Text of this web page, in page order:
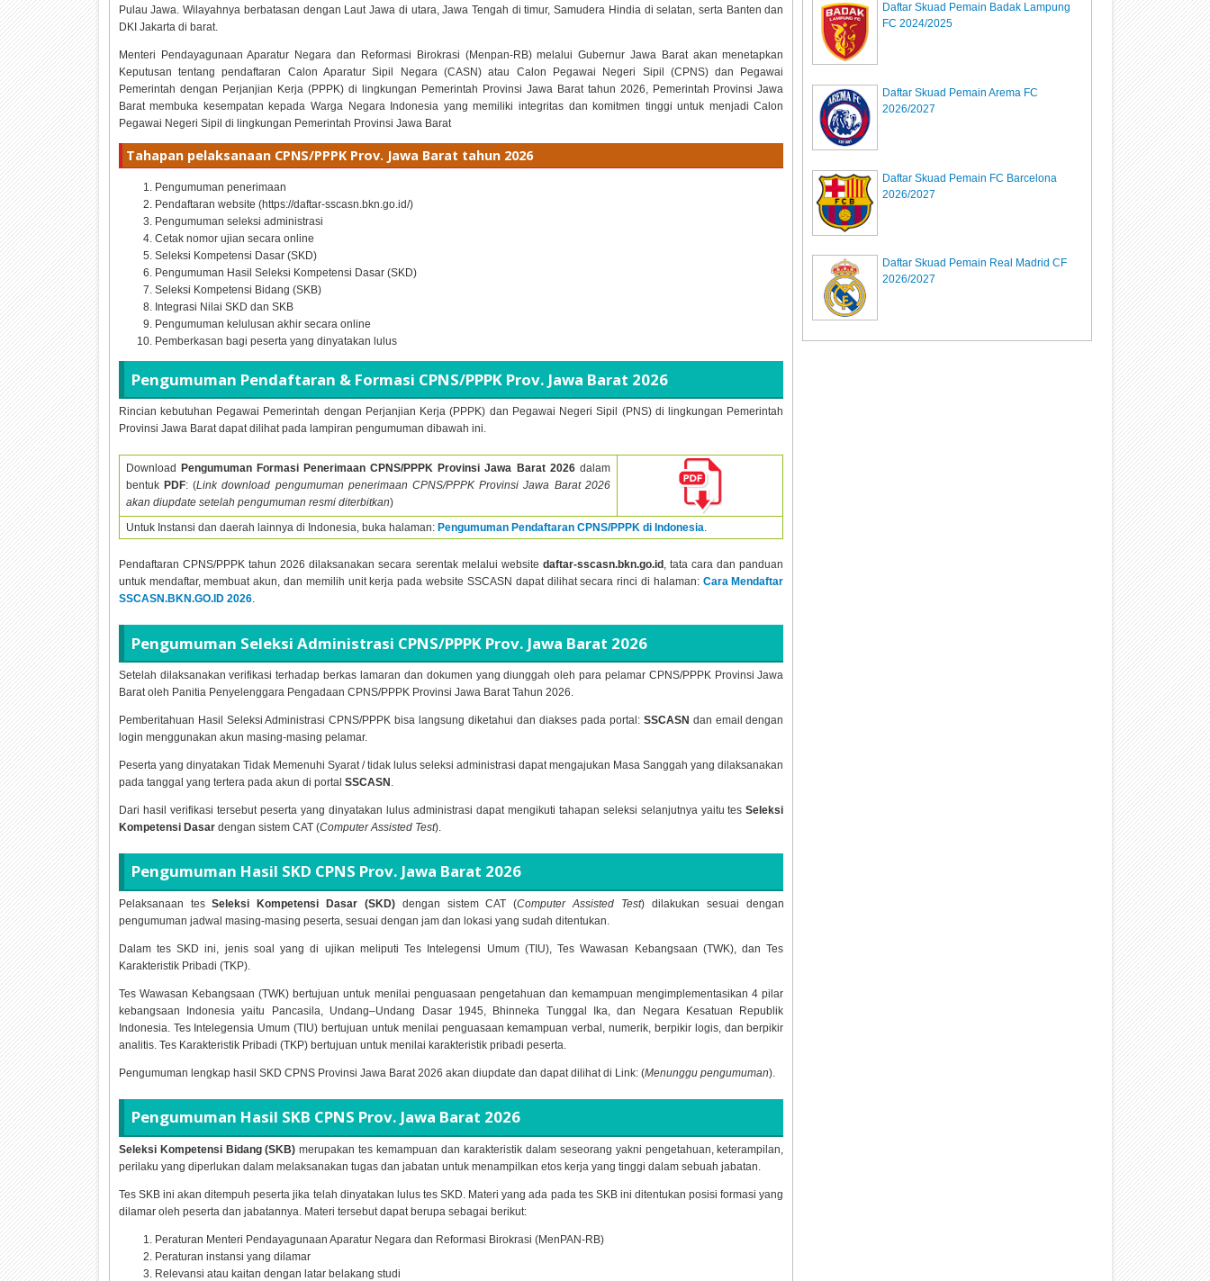
Pulau Jawa. Wilayahnya berbatasan dengan Laut Jawa di utara, Jawa Tengah di timur, Samudera Hindia di selatan, serta Banten dan
DKI Jakarta di barat.
Menteri Pendayagunaan Aparatur Negara dan Reformasi Birokrasi (Menpan-RB) melalui Gubernur Jawa Barat akan menetapkan
Keputusan tentang pendaftaran Calon Aparatur Sipil Negara (CASN) atau Calon Pegawai Negeri Sipil (CPNS) dan Pegawai
Pemerintah dengan Perjanjian Kerja (PPPK) di lingkungan Pemerintah Provinsi Jawa Barat tahun 2026, Pemerintah Provinsi Jawa
Barat membuka kesempatan kepada Warga Negara Indonesia yang memiliki integritas dan komitmen tinggi untuk menjadi Calon
Pegawai Negeri Sipil di lingkungan Pemerintah Provinsi Jawa Barat
Tahapan pelaksanaan CPNS/PPPK Prov. Jawa Barat tahun 2026
Pengumuman penerimaan
Pendaftaran website (https://daftar-sscasn.bkn.go.id/)
Pengumuman seleksi administrasi
Cetak nomor ujian secara online
Seleksi Kompetensi Dasar (SKD)
Pengumuman Hasil Seleksi Kompetensi Dasar (SKD)
Seleksi Kompetensi Bidang (SKB)
Integrasi Nilai SKD dan SKB
Pengumuman kelulusan akhir secara online
Pemberkasan bagi peserta yang dinyatakan lulus
Pengumuman Pendaftaran & Formasi CPNS/PPPK Prov. Jawa Barat 2026
Rincian kebutuhan Pegawai Pemerintah dengan Perjanjian Kerja (PPPK) dan Pegawai Negeri Sipil (PNS) di lingkungan Pemerintah
Provinsi Jawa Barat dapat dilihat pada lampiran pengumuman dibawah ini.
Download Pengumuman Formasi Penerimaan CPNS/PPPK Provinsi Jawa Barat 2026dalam
bentuk PDF: (Link download pengumuman penerimaan CPNS/PPPK Provinsi Jawa Barat 2026
akan diupdate setelah pengumuman resmi diterbitkan)
Untuk Instansi dan daerah lainnya di Indonesia, buka halaman: Pengumuman Pendaftaran CPNS/PPPK di Indonesia.
Pendaftaran CPNS/PPPK tahun2026 dilaksanakan secara serentak melalui website daftar-sscasn.bkn.go.id , tata cara dan panduan
untuk mendaftar, membuat akun, dan memilih unit kerja pada website SSCASN dapat dilihat secara rinci di halaman: Cara Mendaftar
SSCASN.BKN.GO.ID 2026.
Pengumuman Seleksi Administrasi CPNS/PPPK Prov. Jawa Barat 2026
Setelah dilaksanakan verifikasi terhadap berkas lamaran dan dokumen yang diunggah oleh para pelamar CPNS/PPPK Provinsi Jawa
Barat oleh Panitia Penyelenggara Pengadaan CPNS/PPPK Provinsi Jawa Barat Tahun 2026.
Pemberitahuan Hasil Seleksi Administrasi CPNS/PPPK bisa langsung diketahui dan diakses pada portal: SSCASN dan email dengan
login menggunakan akun masing-masing pelamar.
Peserta yang dinyatakan Tidak Memenuhi Syarat / tidak lulus seleksi administrasi dapat mengajukan Masa Sanggah yang dilaksanakan
pada tanggal yang tertera pada akun di portal SSCASN .
Dari hasil verifikasi tersebut peserta yang dinyatakan lulus administrasi dapat mengikuti tahapan seleksi selanjutnya yaitu tesSeleksi
Kompetensi Dasardengan sistem CAT (Computer Assisted Test).
Pengumuman Hasil SKD CPNS Prov. Jawa Barat 2026
Pelaksanaan tesSeleksi Kompetensi Dasar (SKD)dengan sistem CAT (Computer Assisted Test) dilakukan sesuai dengan
pengumuman jadwal masing-masing peserta, sesuai dengan jam dan lokasi yang sudah ditentukan.
Dalam tes SKD ini, jenis soal yang di ujikan meliputi Tes Intelegensi Umum (TIU), Tes Wawasan Kebangsaan (TWK), dan Tes
Karakteristik Pribadi (TKP).
Tes Wawasan Kebangsaan (TWK) bertujuan untuk menilai penguasaan pengetahuan dan kemampuan mengimplementasikan 4 pilar
kebangsaan Indonesia yaitu Pancasila, Undang–Undang Dasar 1945, Bhinneka Tunggal Ika, dan Negara Kesatuan Republik
Indonesia. Tes Intelegensia Umum (TIU) bertujuan untuk menilai penguasaan kemampuan verbal, numerik, berpikir logis, dan berpikir
analitis. Tes Karakteristik Pribadi (TKP) bertujuan untuk menilai karakteristik pribadi peserta.
Pengumuman lengkap hasil SKD CPNS Provinsi Jawa Barat2026 akan diupdate dan dapat dilihat di Link: (Menunggu pengumuman).
Pengumuman Hasil SKB CPNS Prov. Jawa Barat 2026
Seleksi Kompetensi Bidang (SKB) merupakan tes kemampuan dan karakteristik dalam seseorang yakni pengetahuan, keterampilan,
perilaku yang diperlukan dalam melaksanakan tugas dan jabatan untuk menampilkan etos kerja yang tinggi dalam sebuah jabatan.
Tes SKB ini akan ditempuh peserta jika telah dinyatakan lulus tes SKD. Materi yang ada pada tes SKB ini ditentukan posisi formasi yang
dilamar oleh peserta dan jabatannya. Materi tersebut dapat berupa sebagai berikut:
Peraturan Menteri Pendayagunaan Aparatur Negara dan Reformasi Birokrasi (MenPAN-RB)
Peraturan instansi yang dilamar
Relevansi atau kaitan dengan latar belakang studi
Daftar Skuad Pemain Badak Lampung
FC 2024/2025
Daftar Skuad Pemain Arema FC
2026/2027
Daftar Skuad Pemain FC Barcelona
2026/2027
Daftar Skuad Pemain Real Madrid CF
2026/2027